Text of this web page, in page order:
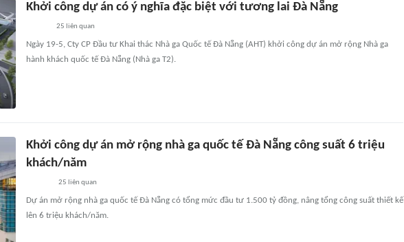
Khởi công dự án có ý nghĩa đặc biệt với tương lai Đà Nẵng
25 liên quan
Ngày 19-5, Cty CP Đầu tư Khai thác Nhà ga Quốc tế Đà Nẵng (AHT) khởi công dự án mở rộng Nhà ga
hành khách quốc tế Đà Nẵng (Nhà ga T2).
Khởi công dự án mở rộng nhà ga quốc tế Đà Nẵng công suất 6 triệu
khách/năm
25 liên quan
Dự án mở rộng nhà ga quốc tế Đà Nẵng có tổng mức đầu tư 1.500 tỷ đồng, nâng tổng công suất thiết kế
lên 6 triệu khách/năm.